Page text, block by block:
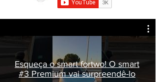
Esqueça o smart fortwo! O smart
#3 Premium vai surpreendê-lo